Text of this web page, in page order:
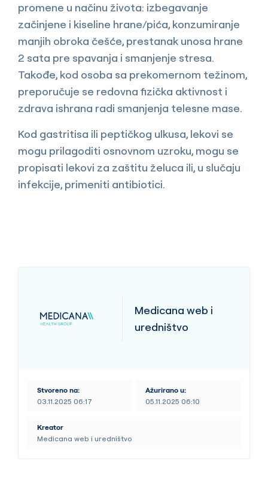
promene u načinu života: izbegavanje
začinjene i kiseline hrane/pića, konzumiranje
manjih obroka češće, prestanak unosa hrane
2 sata pre spavanja i smanjenje stresa.
Takođe, kod osoba sa prekomernom težinom,
preporučuje se redovna fizička aktivnost i
zdrava ishrana radi smanjenja telesne mase.
Kod gastritisa ili peptičkog ulkusa, lekovi se
mogu prilagoditi osnovnom uzroku, mogu se
propisati lekovi za zaštitu želuca ili, u slučaju
infekcije, primeniti antibiotici.
Medicana web i
uredništvo
Stvoreno na:
03.11.2025 06:17
Ažurirano u:
05.11.2025 06:10
Kreator
Medicana web i uredništvo